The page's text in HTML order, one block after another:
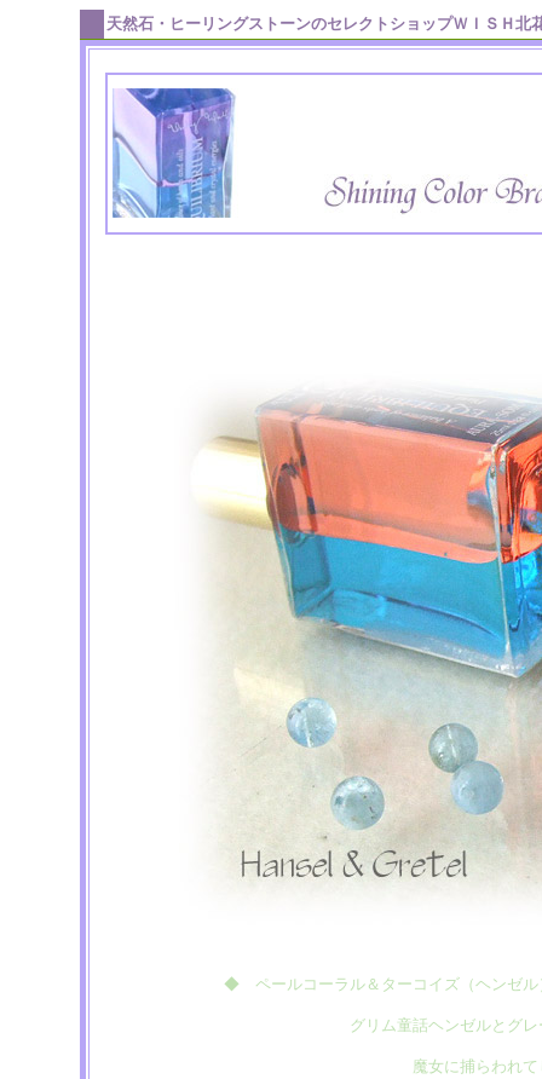
天然石・ヒーリングストーンのセレクトショップＷＩＳＨ
◆ ペールコーラル＆ターコイズ（ヘンゼ
グリム童話ヘンゼルとグ
魔女に捕らわれ